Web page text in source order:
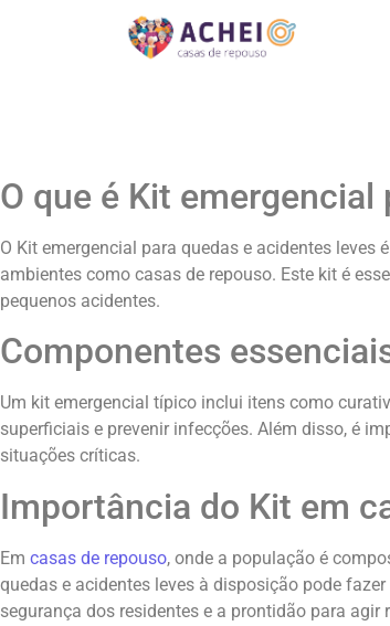
O que é Kit emergencial
O Kit emergencial para quedas e acidentes
ambientes como casas de repouso. Este kit é
pequenos acidentes.
Componentes
Um kit emergencial típico inclui itens como
superficiais e prevenir infecções. Além disso, é
situações críticas.
Importância do Kit em
Em casas de repouso, onde a população é
quedas e acidentes leves à disposição pode
segurança dos residentes e a prontidão para agir